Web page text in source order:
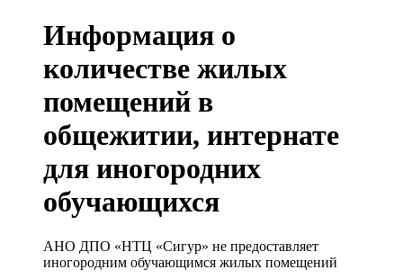
Информация о
количестве жилых
помещений в
общежитии, интернате
для иногородних
обучающихся
АНО ДПО «НТЦ «Сигур» не предоставляет
иногородним обучающимся жилых помещений